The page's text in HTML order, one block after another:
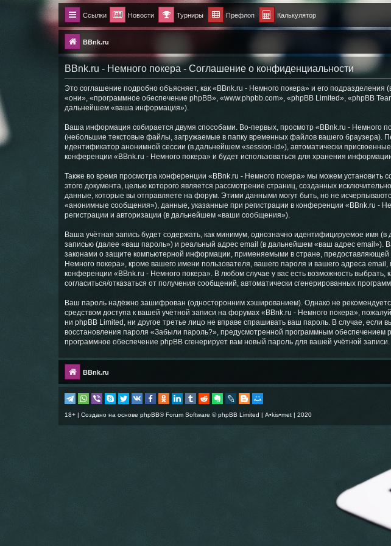
Ссылки Новости Турниры Префлоп Калькулятор
BBnk.ru
BBnk.ru - Немного покера - Соглашение о конфиденциальности
Это соглашение подробно объясняет, как «BBnk.ru - Немного покера» и его
«они», «программное обеспечение phpBB», «www.phpbb.com», «phpBB Limited», «phpBB
дальнейшем «ваша информация»).
Ваша информация собирается двумя способами. Во-первых, просмотр «BBnk.ru - Немного
(небольшие текстовые файлы, загружаемые в папку временных файлов вашего браузера).
идентификатор анонимной сессии (в дальнейшем «session-id»), автоматически
конференции «BBnk.ru - Немного покера» и будет использоваться для хранения
Также во время просмотра конференции «BBnk.ru - Немного покера» мы можем
этого документа, целью которого является рассмотрение страниц, созданных
данные, которые вы отправляете на форум. Этими данными могут быть, но не
«анонимные сообщения»), данные, указанные при регистрации в конференции «BBnk.ru -
регистрации и авторизации (в дальнейшем «ваши сообщения»).
Ваша учётная запись будет содержать, как минимум, однозначно идентифицируемое имя
записью (далее «ваш пароль») и реальный адрес email (в дальнейшем «ваш адрес
законами о защите компьютерной информации, применяемыми в стране,
Немного покера», кроме вашего имени пользователя, вашего пароля и вашего адреса
конференции «BBnk.ru - Немного покера». В любом случае у вас есть возможность
согласиться/отказаться от получения сообщений, автоматически сгенерированных
Ваш пароль надёжно зашифрован (односторонним хэшированием). Однако не
средством доступа к вашей учётной записи на форумах «BBnk.ru - Немного покера»,
ни phpBB Limited, ни другое третье лицо не вправе спрашивать ваш пароль. В случае,
восстановления пароля «Забыли пароль?», предусмотренной программным
программное обеспечение phpBB сгенерирует вам новый пароль для вашей учётной записи.
BBnk.ru
18+ | Создано на основе phpBB® Forum Software © phpBB Limited | A•kis•met | 2020